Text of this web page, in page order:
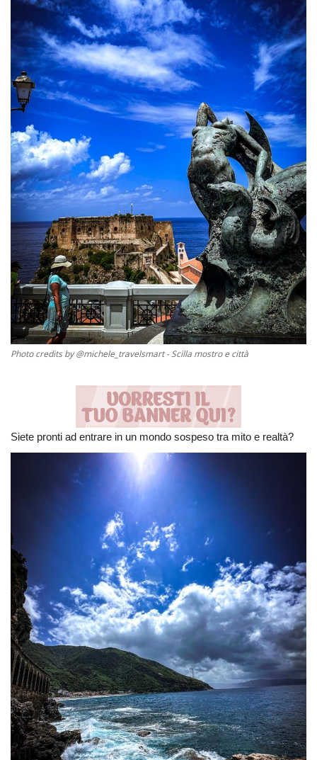
Volgo Academy
Tecnologia
Sapori
Partner
Recensioni
Galleria
Contatti
Shop
Photo credits by @michele_travelsmart - Scilla mostro e città
Siete pronti ad entrare in un mondo sospeso tra mito e realtà?